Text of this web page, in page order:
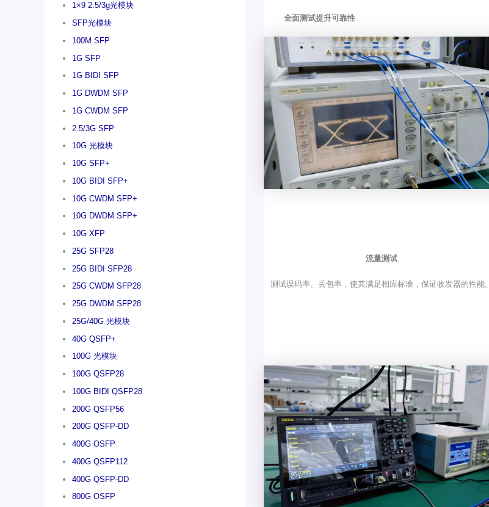
1×9 2.5/3g光模块
SFP光模块
100M SFP
1G SFP
1G BIDI SFP
1G DWDM SFP
1G CWDM SFP
2.5/3G SFP
10G 光模块
10G SFP+
10G BIDI SFP+
10G CWDM SFP+
10G DWDM SFP+
10G XFP
25G SFP28
25G BIDI SFP28
25G CWDM SFP28
25G DWDM SFP28
25G/40G 光模块
40G QSFP+
100G 光模块
100G QSFP28
100G BIDI QSFP28
200G QSFP56
200G QSFP-DD
400G OSFP
400G QSFP112
400G QSFP-DD
800G OSFP
全面测试提升可靠性
流量测试
测试误码率、丢包率，使其满足相应标准，保证收发器的性能。